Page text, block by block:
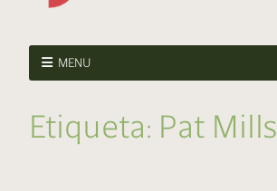
MENU
Etiqueta: Pat Mills